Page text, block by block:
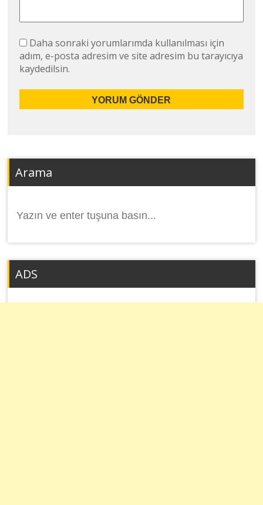
Daha sonraki yorumlarımda kullanılması için
adım, e-posta adresim ve site adresim bu tarayıcıya
kaydedilsin.
Arama
yap:
ADS